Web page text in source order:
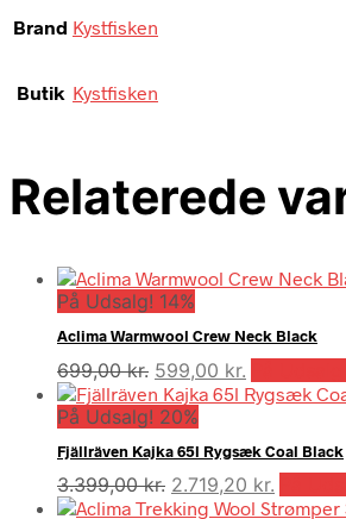
Brand Kystfisken
Butik Kystfisken
Relaterede
På Udsalg! 14%
Aclima Warmwool Crew Neck Black
699,00kr. Den
oprindelige
pris
699,00 kr..
599,00 kr.
aktuelle
599,00 kr..
På Udsalg! 20%
Fjällräven Kajka 65l Rygsæk Coal Black
3.399,00kr. Den
oprindelige
2.719,20 kr.
aktuelle